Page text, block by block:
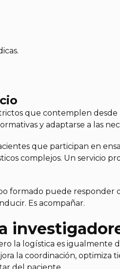
que contemplen
y adaptarse a las
que participan en
complejos. Un servicio
formado puede responder
Es acompañar.
la logística es igualmente
la coordinación, optimiza